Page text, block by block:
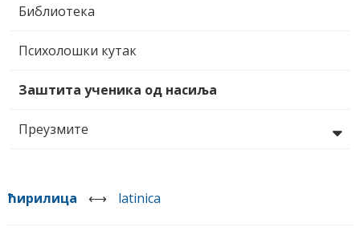
Библиотека
Психолошки кутак
Заштита ученика од насиља
Преузмите
ћирилица ⟷ latinica